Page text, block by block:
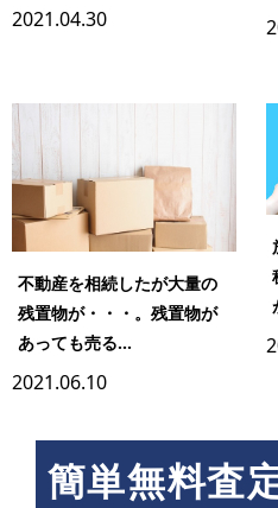
2021.04.30
不動産を相続したが大量の
残置物が・・・。残置物が
あっても売る...
2021.06.10
簡単無料査